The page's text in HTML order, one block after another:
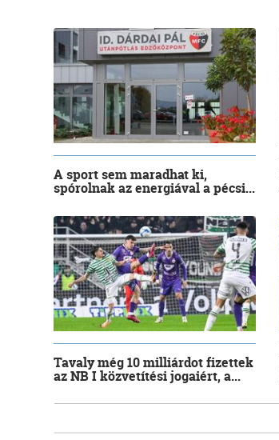
A sport sem maradhat ki,
spórolnak az energiával a pécsi...
Tavaly még 10 milliárdot fizettek
az NB I közvetítési jogaiért, a...